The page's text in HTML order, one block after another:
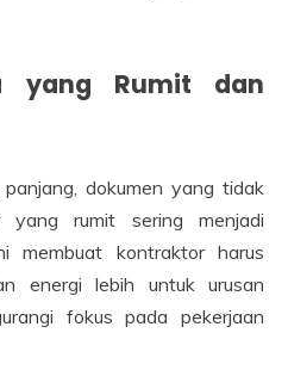
yang Rumit dan
dokumen yang tidak
yang rumit sering menjadi
membuat kontraktor harus
energi lebih untuk urusan
fokus pada pekerjaan